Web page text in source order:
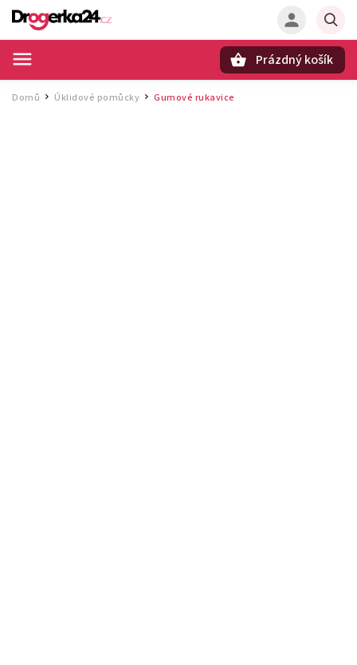
Prázdný košík
Domů / Úklidové pomůcky / Gumové rukavice